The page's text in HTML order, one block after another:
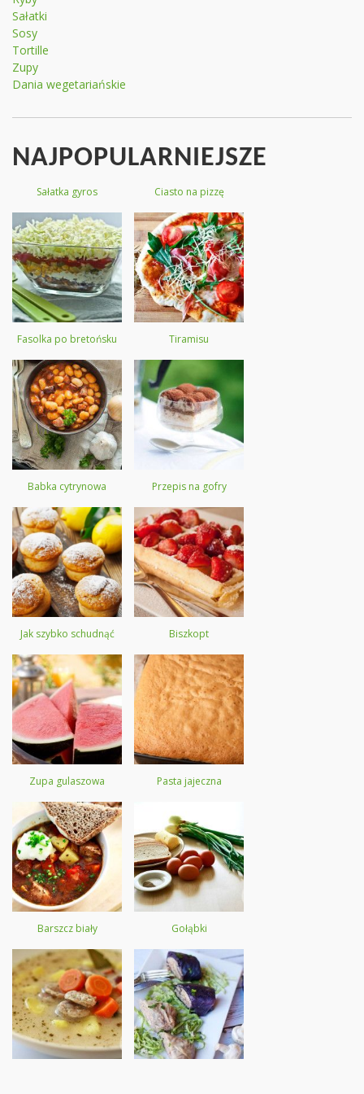
Sałatki
Sosy
Tortille
Zupy
Dania wegetariańskie
NAJPOPULARNIEJSZE
Sałatka gyros Ciasto na pizzę
Fasolka po bretońsku Tiramisu
Babka cytrynowa Przepis na gofry
Jak szybko schudnąć Biszkopt
Zupa gulaszowa Pasta jajeczna
Barszcz biały Gołąbki